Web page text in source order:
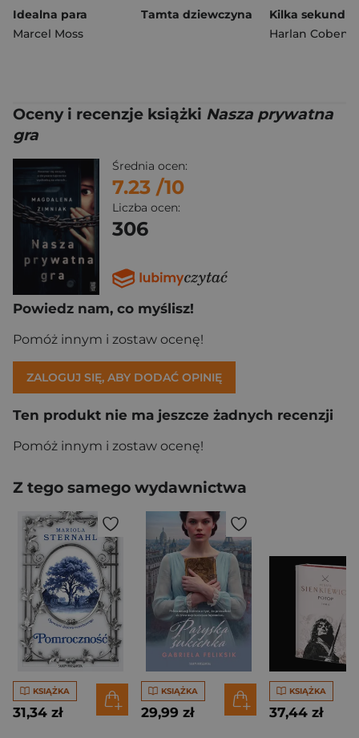
Idealna para
Marcel Moss
Tamta dziewczyna
Harlan Coben
Oceny i recenzje książki Nasza prywatna
gra
Średnia ocen:
7.23 /10
Liczba ocen:
306
Powiedz nam, co myślisz!
Pomóż innym i zostaw ocenę!
ZALOGUJ SIĘ, ABY DODAĆ OPINIĘ
Ten produkt nie ma jeszcze żadnych recenzji
Pomóż innym i zostaw ocenę!
Z tego samego wydawnictwa
KSIĄŻKA
31,34 zł
KSIĄŻKA
29,99 zł
KSIĄŻKA
37,44 zł